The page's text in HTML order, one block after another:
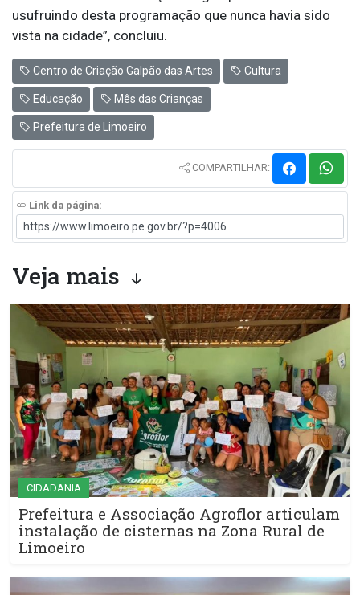
usufruindo desta programação que nunca havia sido
vista na cidade”, concluiu.
Centro de Criação Galpão das Artes Cultura
Educação Mês das Crianças
Prefeitura de Limoeiro
COMPARTILHAR:
Link da página:
Veja mais
CIDADANIA
Prefeitura e Associação Agroflor articulam
instalação de cisternas na Zona Rural de
Limoeiro